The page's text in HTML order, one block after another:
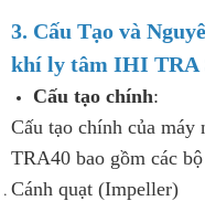
3. Cấu Tạo và
khí ly tâm IHI TRA
Cấu tạo chính:
Cấu tạo chính của
TRA40 bao gồm các bộ
Cánh quạt (Impeller)